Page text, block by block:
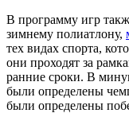
В программу игр
зимнему полиатлону,
тех видах спорта,
они проходят за
ранние сроки. В
были определены
были определены